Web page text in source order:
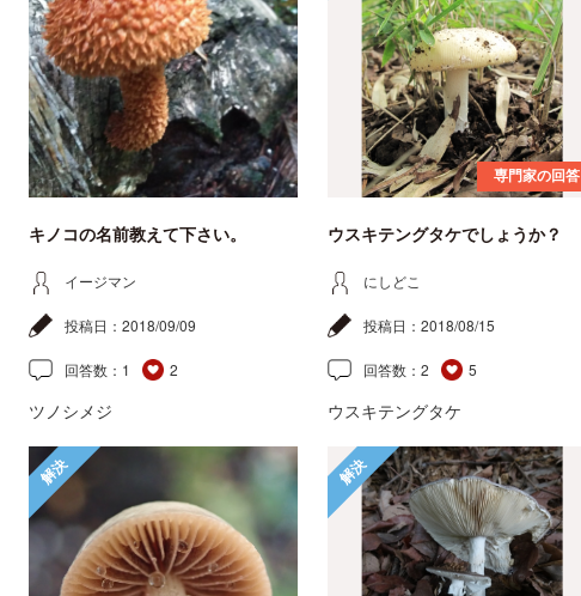
キノコの名前教えて下さい。
イージマン
投稿日： 2018/09/09
回答数： 1 2
ツノシメジ
専門家の回答
ウスキテングタケでしょうか？
にしどこ
投稿日： 2018/08/15
回答数： 2 5
ウスキテングタケ
解決 解決